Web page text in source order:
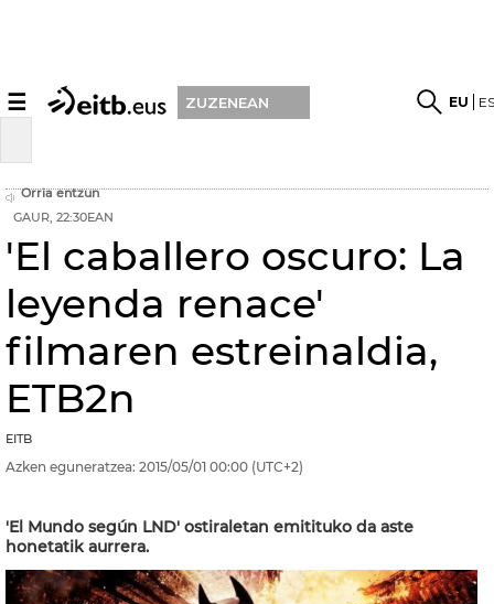
☰ ZUZENEAN EU
Orria entzun
GAUR, 22:30EAN
'El caballero oscuro: La
leyenda renace'
filmaren estreinaldia,
ETB2n
EITB
Azken eguneratzea: 2015/05/01 00:00 (UTC+2)
'El Mundo según LND' ostiraletan emitituko da aste
honetatik aurrera.